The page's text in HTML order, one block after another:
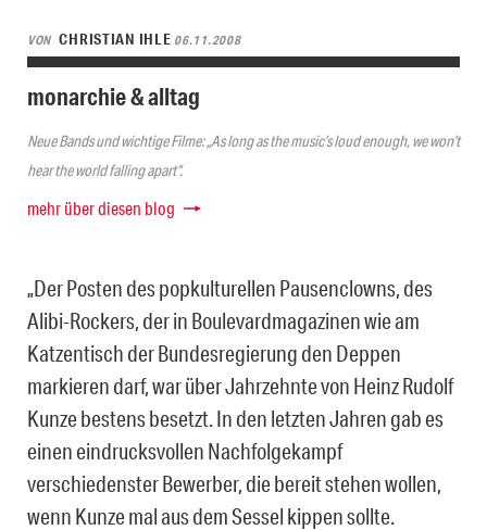
VON CHRISTIAN IHLE 06.11.2008
monarchie & alltag
Neue Bands und wichtige Filme: „As long as the music’s loud enough, we won’t
hear the world falling apart“.
mehr über diesen blog
„Der Posten des popkulturellen Pausenclowns, des
Alibi-Rockers, der in Boulevardmagazinen wie am
Katzentisch der Bundesregierung den Deppen
markieren darf, war über Jahrzehnte von Heinz Rudolf
Kunze bestens besetzt. In den letzten Jahren gab es
einen eindrucksvollen Nachfolgekampf
verschiedenster Bewerber, die bereit stehen wollen,
wenn Kunze mal aus dem Sessel kippen sollte.